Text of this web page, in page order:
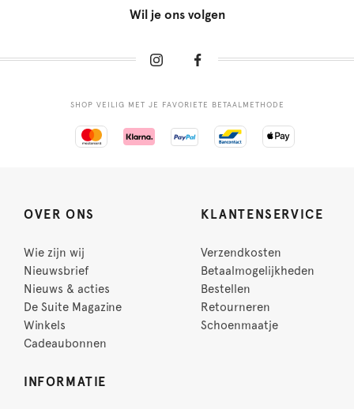
Wil je ons volgen
SHOP VEILIG MET JE FAVORIETE BETAALMETHODE
OVER ONS
Wie zijn wij
Nieuwsbrief
Nieuws & acties
De Suite Magazine
Winkels
Cadeaubonnen
KLANTENSERVICE
Verzendkosten
Betaalmogelijkheden
Bestellen
Retourneren
Schoenmaatje
INFORMATIE